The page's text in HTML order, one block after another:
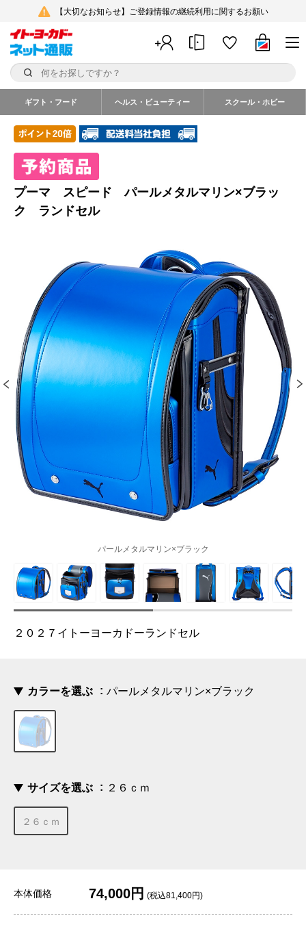
【大切なお知らせ】ご登録情報の継続利用に関するお願い
ギフト・フード ヘルス・ビューティー スクール・ホビー
プーマ スピード パールメタルマリン×ブラッ
ク ランドセル
パールメタルマリン×ブラック
２０２７イトーヨーカドーランドセル
カラーを選ぶ パールメタルマリン×ブラック
サイズを選ぶ ２６ｃｍ
２６ｃｍ
本体価格 74,000円 (税込81,400円)